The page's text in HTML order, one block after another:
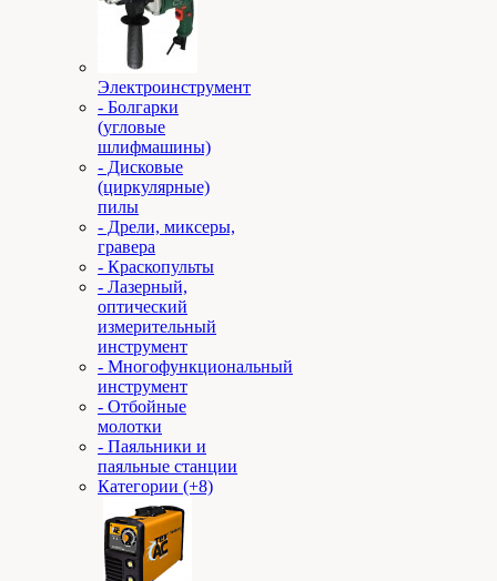
Электроинструмент
- Болгарки
(угловые
шлифмашины)
- Дисковые
(циркулярные)
пилы
- Дрели, миксеры,
гравера
- Краскопульты
- Лазерный,
оптический
измерительный
инструмент
- Многофункциональный
инструмент
- Отбойные
молотки
- Паяльники и
паяльные станции
Категории (+8)